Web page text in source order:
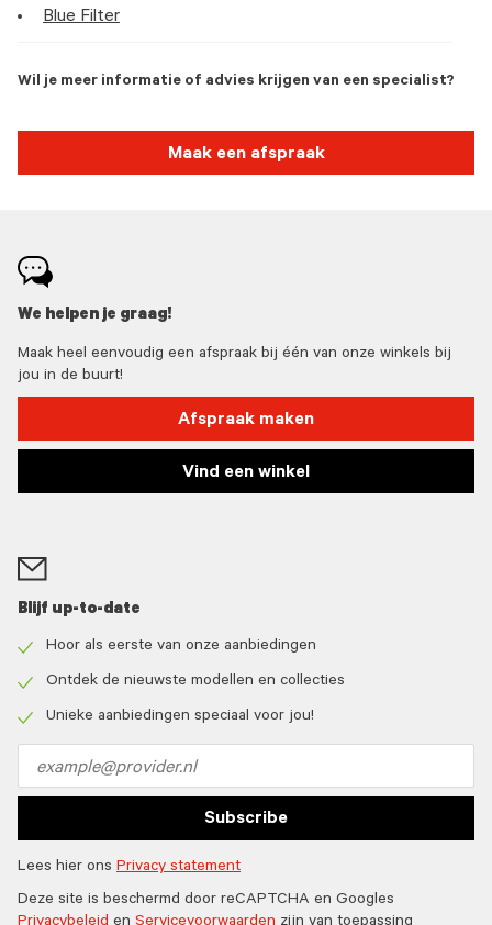
Blue Filter
Wil je meer informatie of advies krijgen van een specialist?
Maak een afspraak
We helpen je graag!
Maak heel eenvoudig een afspraak bij één van onze winkels bij
jou in de buurt!
Afspraak maken
Vind een winkel
Blijf up-to-date
icon
Hoor als eerste van onze aanbiedingen
icon
Ontdek de nieuwste modellen en collecties
Unieke aanbiedingen speciaal voor jou!
address
Subscribe
Lees hier ons Privacy statement
Deze site is beschermd door reCAPTCHA en Googles